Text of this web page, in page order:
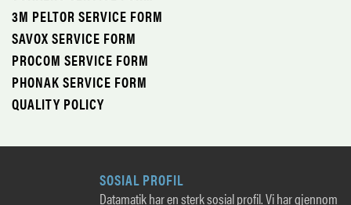
3M PELTOR SERVICE FORM
SAVOX SERVICE FORM
PROCOM SERVICE FORM
PHONAK SERVICE FORM
QUALITY POLICY
SOSIAL PROFIL
Datamatik har en sterk sosial profil. Vi har gjennom